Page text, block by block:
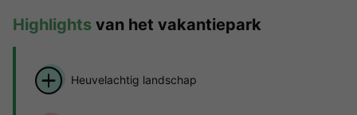
Highlights van het vakantiepark
Heuvelachtig landschap